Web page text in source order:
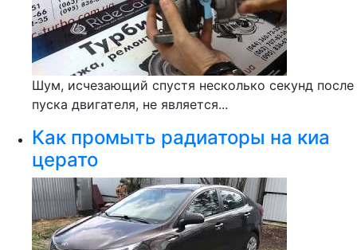
Шум, исчезающий спустя несколько секунд после
пуска двигателя, не является...
Как промыть радиаторы на киа
церато